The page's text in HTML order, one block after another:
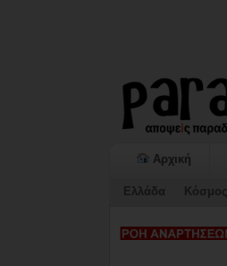
Αρχική
Ελλάδα Κόσμος